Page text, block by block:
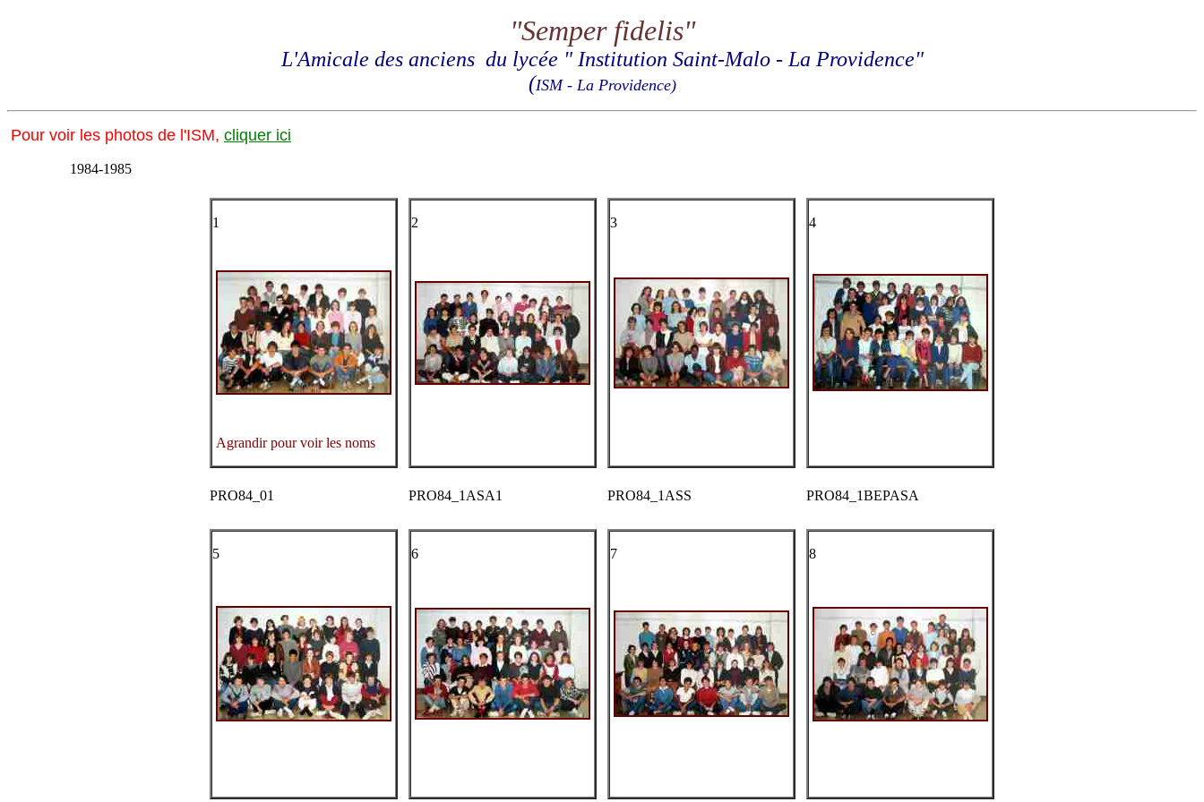
"Semper fidelis"
L'Amicale des anciens du lycée " Institution Saint-Malo - La Providence"
(ISM - La Providence)
Pour voir les photos de l'ISM, cliquer ici
1984-1985
1
Agrandir pour voir les noms
PRO84_01
2
PRO84_1ASA1
3
PRO84_1ASS
4
PRO84_1BEPASA
5 6 7 8